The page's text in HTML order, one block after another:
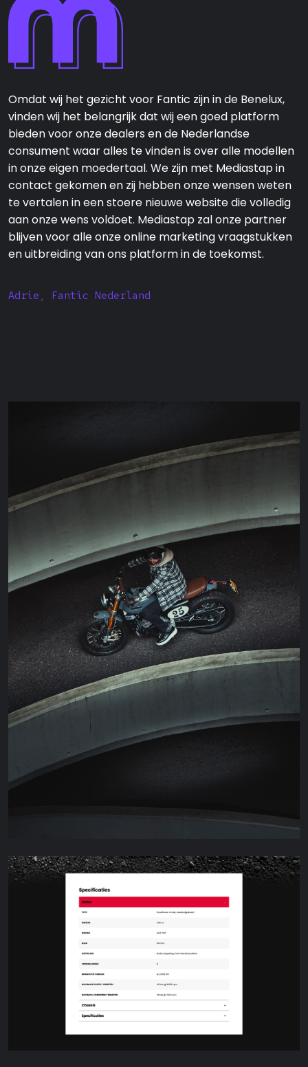
Omdat wij het gezicht voor Fantic zijn in de Benelux,
vinden wij het belangrijk dat wij een goed platform
bieden voor onze dealers en de Nederlandse
consument waar alles te vinden is over alle modellen
in onze eigen moedertaal. We zijn met Mediastap in
contact gekomen en zij hebben onze wensen weten
te vertalen in een stoere nieuwe website die volledig
aan onze wens voldoet. Mediastap zal onze partner
blijven voor alle onze online marketing vraagstukken
en uitbreiding van ons platform in de toekomst.
Adrie, Fantic Nederland